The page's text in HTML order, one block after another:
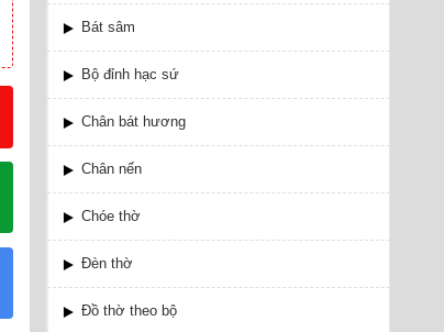
Bát sâm
Bộ đỉnh hạc sứ
Chân bát hương
Chân nến
Chóe thờ
Đèn thờ
Đồ thờ theo bộ